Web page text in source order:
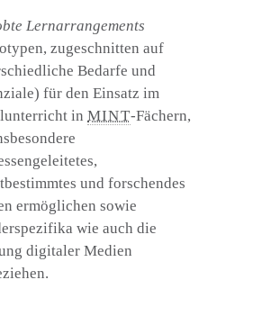
Lernarrangements
zugeschnitten auf
Bedarfe und
für den Einsatz im
in MINT-Fächern,
und forschendes
ermöglichen sowie
wie auch die
digitaler Medien